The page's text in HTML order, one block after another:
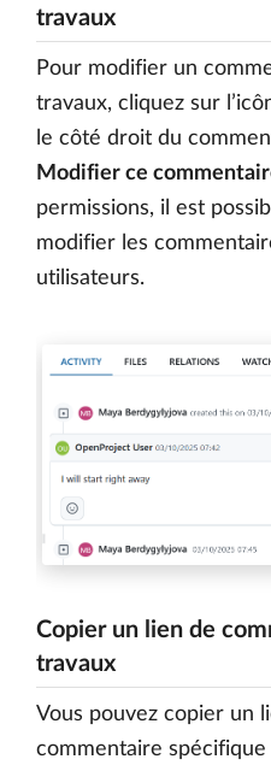
travaux
Pour modifier un
travaux, cliquez sur
le côté droit du
Modifier ce
permissions, il est
modifier les
utilisateurs.
Copier un lien de
travaux
Vous pouvez copier un
commentaire